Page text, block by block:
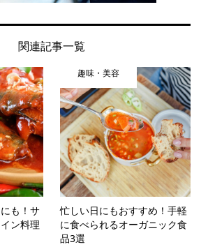
関連記事一覧
も！サ
ン料理
趣味・美容
忙しい日にもおすすめ！手軽
に食べられるオーガニック食
品3選